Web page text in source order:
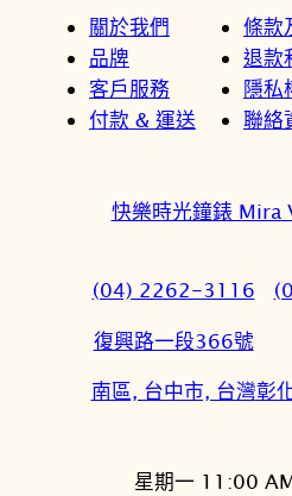
關於我們
品牌
客戶服務
付款 & 運送
條款
退款
隱私
聯絡
快樂時光鐘錶 Mira
(04) 2262-3116
復興路一段366號
南區, 台中市, 台灣彰
星期一 11:00